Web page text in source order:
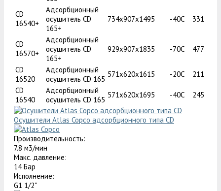
CD
16540+
Адсорбционный
осушитель CD
165+
734x907x1495 -40С 331
CD
16570+
Адсорбционный
осушитель CD
165+
929x907x1835 -70С 477
CD
16520
Адсорбционный
осушитель CD 165
571x620x1615 -20C
211
CD
16540
Адсорбционный
осушитель CD 165
571x620x1695 -40C 245
Осушители Atlas Copco адсорбционного типа CD
Производительность:
7.8 м3/мин
Макс. давление:
14 Бар
Исполнение:
G1 1/2"